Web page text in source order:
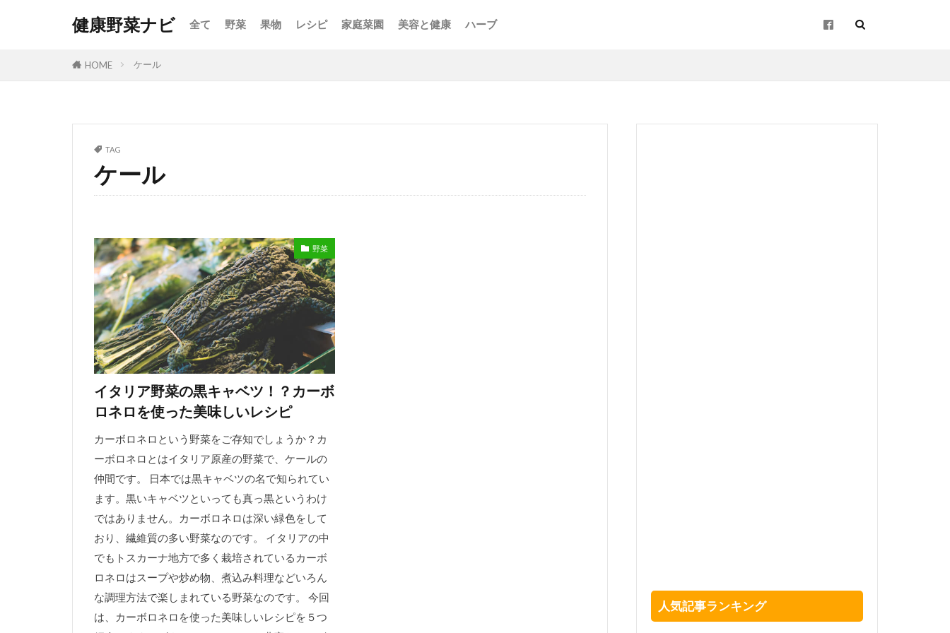
健康野菜ナビ 全て 野菜 果物 レシピ 家庭菜園 美容と健康 ハーブ
HOME ケール
TAG
ケール
野菜
イタリア野菜の黒キャベツ！？カーボ
ロネロを使った美味しいレシピ
カーボロネロという野菜をご存知でしょうか？カ
ーボロネロとはイタリア原産の野菜で、ケールの
仲間です。 日本では黒キャベツの名で知られてい
ます。黒いキャベツといっても真っ黒というわけ
ではありません。カーボロネロは深い緑色をして
おり、繊維質の多い野菜なのです。 イタリアの中
でもトスカーナ地方で多く栽培されているカーボ
ロネロはスープや炒め物、煮込み料理などいろん
な調理方法で楽しまれている野菜なのです。 今回
は、カーボロネロを使った美味しいレシピを５つ
人気記事ランキング